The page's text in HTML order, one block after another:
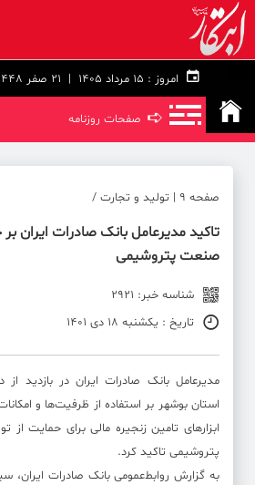
امروز : 21 صفر 1448
➪ صفحات روزنامه
صفحه ۹ | تولید و تجارت /
تاکید مدیرعامل بانک صادرات ایران
صنعت پتروشیمی
شناسه خبر: 2921
تاریخ : یکشنبه 18 دی 1401
​مدیرعامل بانک صادرات ایران در بازدید
استان بوشهر بر استفاده از ظرفیت‌ها و
ابزارهای تامین زنجیره مالی برای حمایت
پتروشیمی تاکید کرد.
به گزارش روابط‌عمومی بانک صادرات ایران،